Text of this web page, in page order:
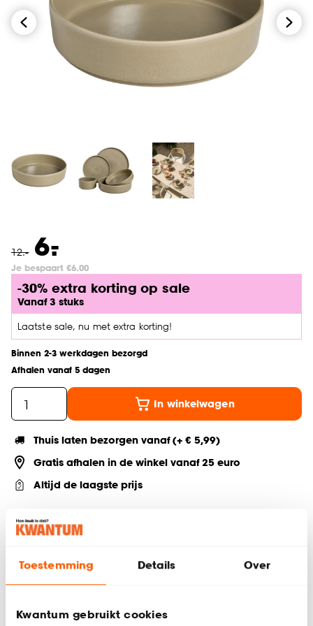
Toestemming Details Over
Kwantum gebruikt cookies
12.- 6.
-
Je bespaart €6.00
-30% extra korting op sale
Vanaf 3 stuks
Laatste sale, nu met extra korting!
Binnen 2-3 werkdagen bezorgd
Afhalen vanaf 5 dagen
In winkelwagen
Thuis laten bezorgen vanaf (+ € 5,99)
Gratis afhalen in de winkel vanaf 25 euro
Altijd de laagste prijs
Serie: Pescara
Beige borden van aardewerk (stoneware), modern en